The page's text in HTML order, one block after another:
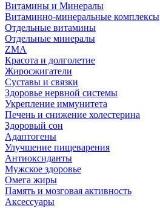
Витамины и Минералы
Витаминно-минеральные комплексы
Отдельные витамины
Отдельные минералы
ZMA
Красота и долголетие
Жиросжигатели
Суставы и связки
Здоровье нервной системы
Укрепление иммунитета
Печень и снижение холестерина
Здоровый сон
Адаптогены
Улучшение пищеварения
Антиоксиданты
Мужское здоровье
Омега жиры
Память и мозговая активность
Аксессуары